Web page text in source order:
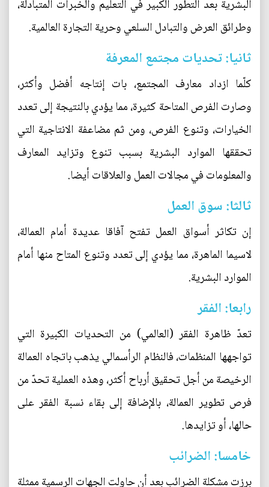
البشرية بعد التطور الكبير في التعليم والخبرات المتبادلة،
وطرائق العرض والتبادل السلعي وحرية التجارة العالمية.
ثانيا: تحديات مجتمع المعرفة
كلّما ازداد معارف المجتمع، بات إنتاجه أفضل وأكثر،
وصارت الفرص المتاحة كثيرة، مما يؤدي بالنتيجة إلى تعدد
الخيارات، وتنوع الفرص، ومن ثم مضاعفة الانتاجية التي
تحققها الموارد البشرية بسبب تنوع وتزايد المعارف
والمعلومات في مجالات العمل والعلاقات أيضا.
ثالثا: سوق العمل
إن تكاثر أسواق العمل تفتح آفاقا عديدة أمام العمالة،
لاسيما الماهرة، مما يؤدي إلى تعدد وتنوع المتاح منها أمام
الموارد البشرية.
رابعا: الفقر
تعدّ ظاهرة الفقر (العالمي) من التحديات الكبيرة التي
تواجهها المنظمات، فالنظام الرأسمالي يذهب باتجاه العمالة
الرخيصة من أجل تحقيق أرباح أكثر، وهذه العملية تحدّ من
فرص تطوير العمالة، بالإضافة إلى بقاء نسبة الفقر على
حالها، أو تزايدها.
خامسا: الضرائب
برزت مشكلة الضرائب بعد أن حاولت الجهات الرسمية ممثلة